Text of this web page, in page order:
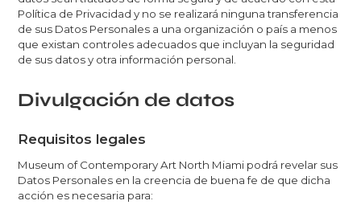
Política de Privacidad y no se realizará ninguna transferencia
de sus Datos Personales a una organización o país a menos
que existan controles adecuados que incluyan la seguridad
de sus datos y otra información personal.
Divulgación de datos
Requisitos legales
Museum of Contemporary Art North Miami podrá revelar sus
Datos Personales en la creencia de buena fe de que dicha
acción es necesaria para: